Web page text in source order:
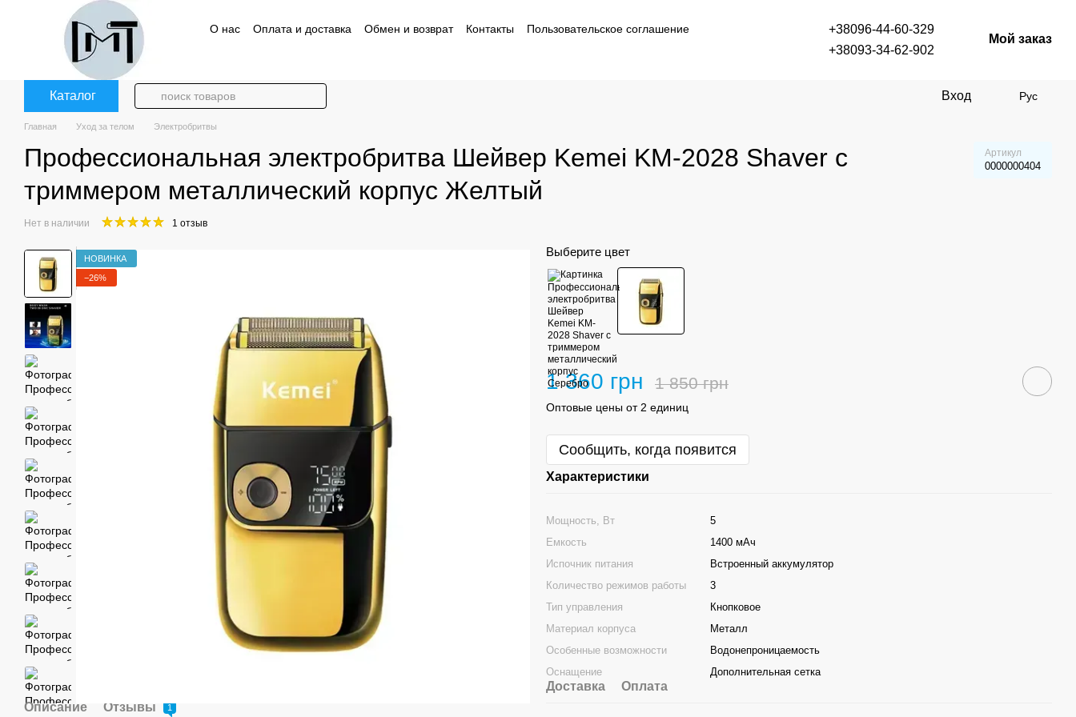
Перейти к основному контенту
О нас
Оплата и доставка Обмен и возврат Контакты
Пользовательское соглашение
+38096-44-60-329
+38093-34-62-902
Мой заказ
Каталог Вход Рус
Главная Уход за телом Электробритвы
Профессиональная электробритва Шейвер Kemei KM-2028 Shaver с
триммером металлический корпус Желтый
Артикул
0000000404
Нет в наличии 1 отзыв
НОВИНКА
−26%
Описание Отзывы 1
Выберите цвет
1 360 грн 1 850 грн
Оптовые цены от 2 единиц
Сообщить, когда появится
Характеристики
Мощность, Вт
5
Емкость
1400 мАч
Испочник питания
Встроенный аккумулятор
Количество режимов работы
3
Тип управления
Кнопковое
Материал корпуса
Металл
Особенные возможности
Водонепроницаемость
Оснащение
Дополнительная сетка
Доставка Оплата